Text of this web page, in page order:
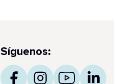
Síguenos: